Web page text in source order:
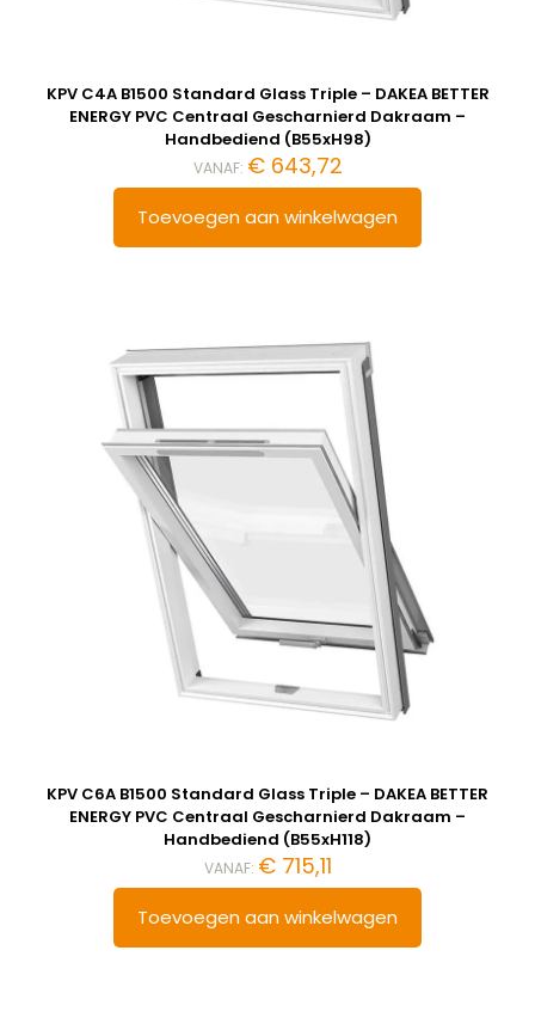
KPV C4A B1500 Standard Glass Triple – DAKEA BETTER
ENERGY PVC Centraal Gescharnierd Dakraam –
Handbediend (B55xH98)
VANAF: €643,72
Toevoegen aan winkelwagen
KPV C6A B1500 Standard Glass Triple – DAKEA BETTER
ENERGY PVC Centraal Gescharnierd Dakraam –
Handbediend (B55xH118)
VANAF: €715,11
Toevoegen aan winkelwagen